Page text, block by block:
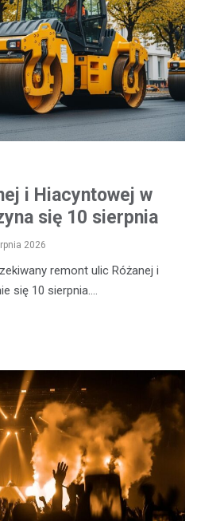
i Hiacyntowej w
się 10 sierpnia
2026
remont ulic Różanej i
się 10 sierpnia.…